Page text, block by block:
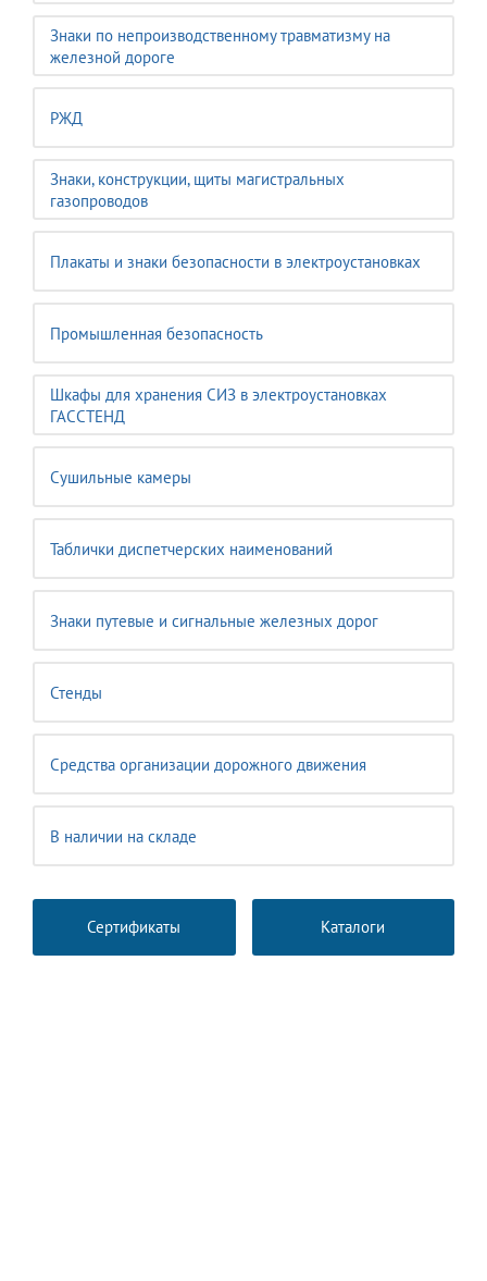
Знаки по непроизводственному травматизму на
железной дороге
РЖД
Знаки, конструкции, щиты магистральных
газопроводов
Плакаты и знаки безопасности в электроустановках
Промышленная безопасность
Шкафы для хранения СИЗ в электроустановках
ГАССТЕНД
Сушильные камеры
Таблички диспетчерских наименований
Знаки путевые и сигнальные железных дорог
Стенды
Средства организации дорожного движения
В наличии на складе
Сертификаты Каталоги